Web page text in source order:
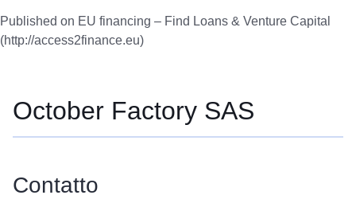
Published on EU financing – Find Loans & Venture Capital
(http://access2finance.eu)
October Factory SAS
Contatto